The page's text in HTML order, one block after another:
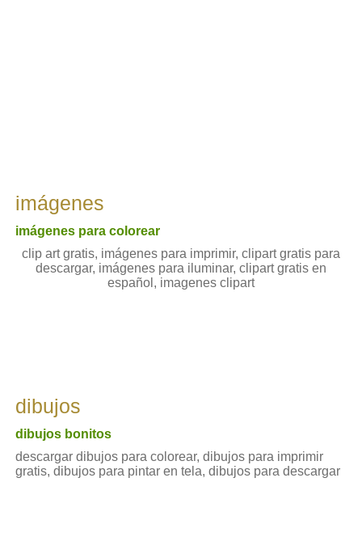
imágenes
imágenes para colorear
clip art gratis, imágenes para imprimir, clipart gratis para
descargar, imágenes para iluminar, clipart gratis en
español, imagenes clipart
dibujos
dibujos bonitos
descargar dibujos para colorear, dibujos para imprimir
gratis, dibujos para pintar en tela, dibujos para descargar